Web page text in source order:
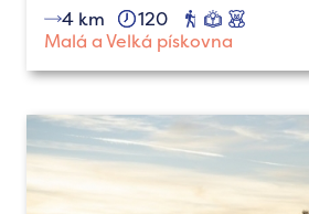
4 km
120 pěšínaučné
Malá a Velká pískovna